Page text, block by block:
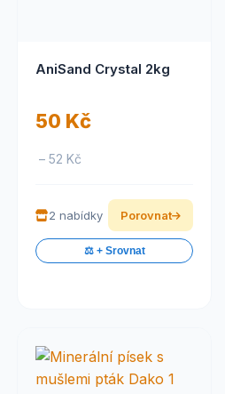
AniSand Crystal 2kg
50 Kč
– 52 Kč
2 nabídky Porovnat
⚖️ + Srovnat